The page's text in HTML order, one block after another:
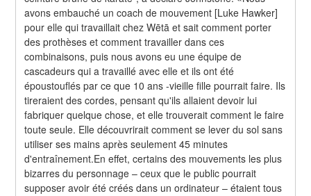
avons embauché un coach de mouvement [Luke Hawker]
pour elle qui travaillait chez Wētā et sait comment porter
des prothèses et comment travailler dans ces
combinaisons, puis nous avons eu une équipe de
cascadeurs qui a travaillé avec elle et ils ont été
époustouflés par ce que 10 ans -vieille fille pourrait faire. Ils
tireraient des cordes, pensant qu'ils allaient devoir lui
fabriquer quelque chose, et elle trouverait comment le faire
toute seule. Elle découvrirait comment se lever du sol sans
utiliser ses mains après seulement 45 minutes
d'entraînement.En effet, certains des mouvements les plus
bizarres du personnage – ceux que le public pourrait
supposer avoir été créés dans un ordinateur – étaient tous